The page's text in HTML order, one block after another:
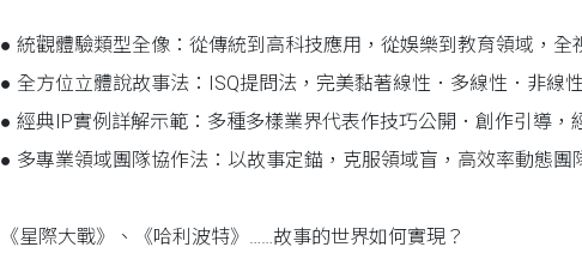
● 統觀體驗類型全像：從傳統到高科技應用，從娛樂到教育領域，全
● 全方位立體說故事法：ISQ提問法，完美黏著線性．多線性．非線
● 經典IP實例詳解示範：多種多樣業界代表作技巧公開．創作引導，
● 多專業領域團隊協作法：以故事定錨，克服領域盲，高效率動態團
《星際大戰》、《哈利波特》……故事的世界如何實現？